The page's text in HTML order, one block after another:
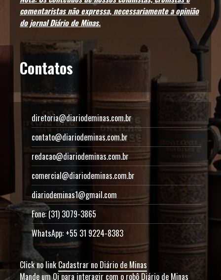
comentaristas não expressa, necessariamente a opinião
do jornal Diário de Minas.
Contatos
diretoria@diariodeminas.com.br
contato@diariodeminas.com.br
redacao@diariodeminas.com.br
comercial@diariodeminas.com.br
diariodeminas1@gmail.com
Fone: (31) 3079-3865
WhatsApp: +55 31 9224-8383
Click no link Cadastrar no Diário de Minas
Mande um Oi para interagir com o robô Diário de Minas